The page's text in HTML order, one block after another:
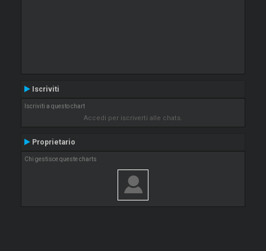
Iscriviti
Iscriviti a questo chart
Accedi per iscriverti alle chats.
Proprietario
Chi gestisce queste charts